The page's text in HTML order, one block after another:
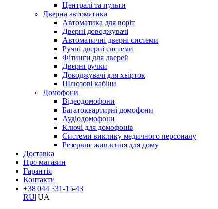
Централі та пульти
Дверна автоматика
Автоматика для воріт
Дверні доводжувачі
Автоматичні дверні системи
Ручні дверні системи
Фітинги для дверей
Дверні ручки
Доводжувачі для хвірток
Шлюзові кабіни
Домофони
Відеодомофони
Багатоквартирні домофони
Аудіодомофони
Ключі для домофонів
Системи виклику медичного персоналу
Резервне живлення для дому
Доставка
Про магазин
Гарантія
Контакти
+38 044 331-15-43
RU| UA